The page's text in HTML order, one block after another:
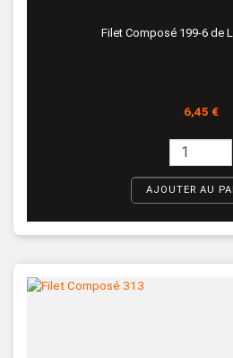
Filet Composé 199-6 de
Prix
6,45 €
AJOUTER AU